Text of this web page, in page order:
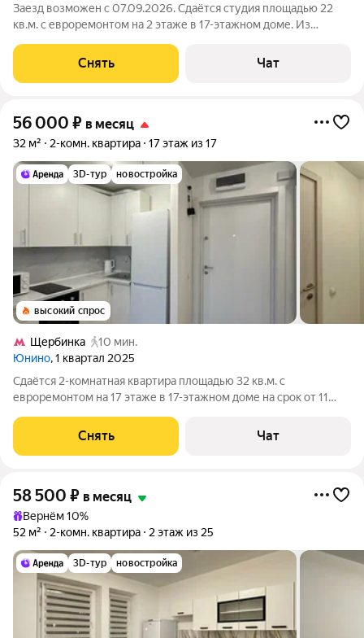
Заезд возможен с 07.09.2026. Сдаётся студия площадью 22
кв.м. с евроремонтом на 2 этаже в 17-этажном доме. Из
Микроволновка Дом - монолитный, окна выходят на улицу. В
подъезде 2 лифта - 1 грузовой и 1
Снять Чат
56 000 ₽ в месяц
32 м² 2-комн. квартира 17 этаж из 17
3D-тур новостройка
высокий спрос
Щербинка
10 мин.
Юнино, 1 квартал 2025
Сдаётся 2-комнатная квартира площадью 32 кв.м. с
евроремонтом на 17 этаже в 17-этажном доме на срок от 11
Стиральная машина Холодильник Кондиционер
Микроволновка Дом - монолитный, окна выходят во
Снять Чат
58 500 ₽ в месяц
Вернём 10%
52 м²
2-комн. квартира 2 этаж из 25
3D-тур новостройка